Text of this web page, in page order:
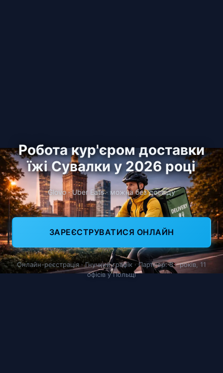
Робота кур'єром доставки
їжі Сувалки у 2026 році
Glovo · Uber Eats · можна без досвіду
ЗАРЕЄСТРУВАТИСЯ ОНЛАЙН
Онлайн-реєстрація · Гнучкий графік · Партнер: 8+ років, 11
офісів у Польщі